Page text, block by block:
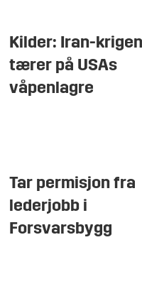
Kilder: Iran-krigen
tærer på USAs
våpenlagre
Tar permisjon fra
lederjobb i
Forsvarsbygg